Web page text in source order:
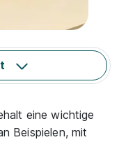
eine wichtige
Beispielen, mit